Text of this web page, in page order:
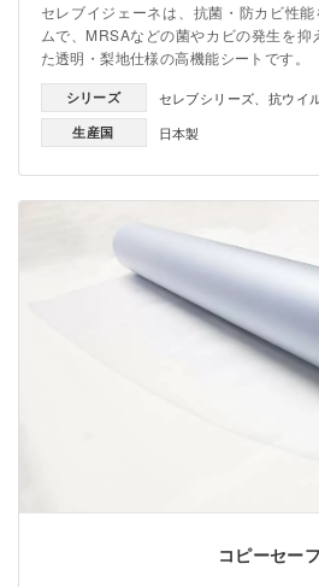
セレブイジェーネは、抗菌・防カビ性
ムで、MRSAなどの菌やカビの発生を
た透明・梨地仕様の高機能シートです。
シリーズ セレブシリーズ 抗ウイ
生産国 日本製
コピーセーフ